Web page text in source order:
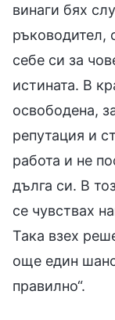
винаги бях
ръководител,
себе си за
истината. В
освободена,
репутация и
работа и не
дълга си. В
се чувствах
Така взех
още един
правилно“.